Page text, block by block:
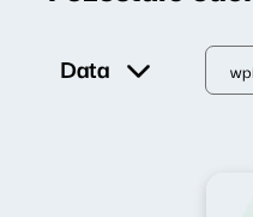
Data